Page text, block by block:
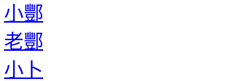
小酆
老酆
小卜